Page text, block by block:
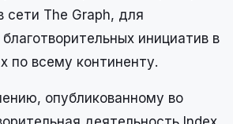
сети The Graph, для
инициатив в
по всему континенту.
опубликованному во